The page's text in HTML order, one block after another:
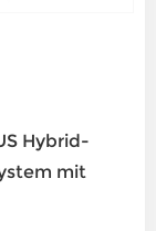
Hybrid-
mit